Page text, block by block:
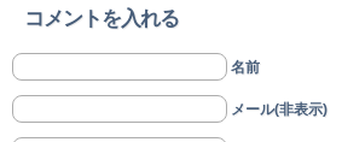
コメントを入れる
名前
メール(非表示)